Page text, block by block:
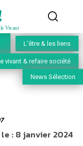
Vivant
L'être & les liens
vivant & refaire société
News Sélection
:8 janvier 2024